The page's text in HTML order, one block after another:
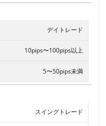
デイトレード
10pips〜100pips以上
5〜50pips未満
スイングトレード